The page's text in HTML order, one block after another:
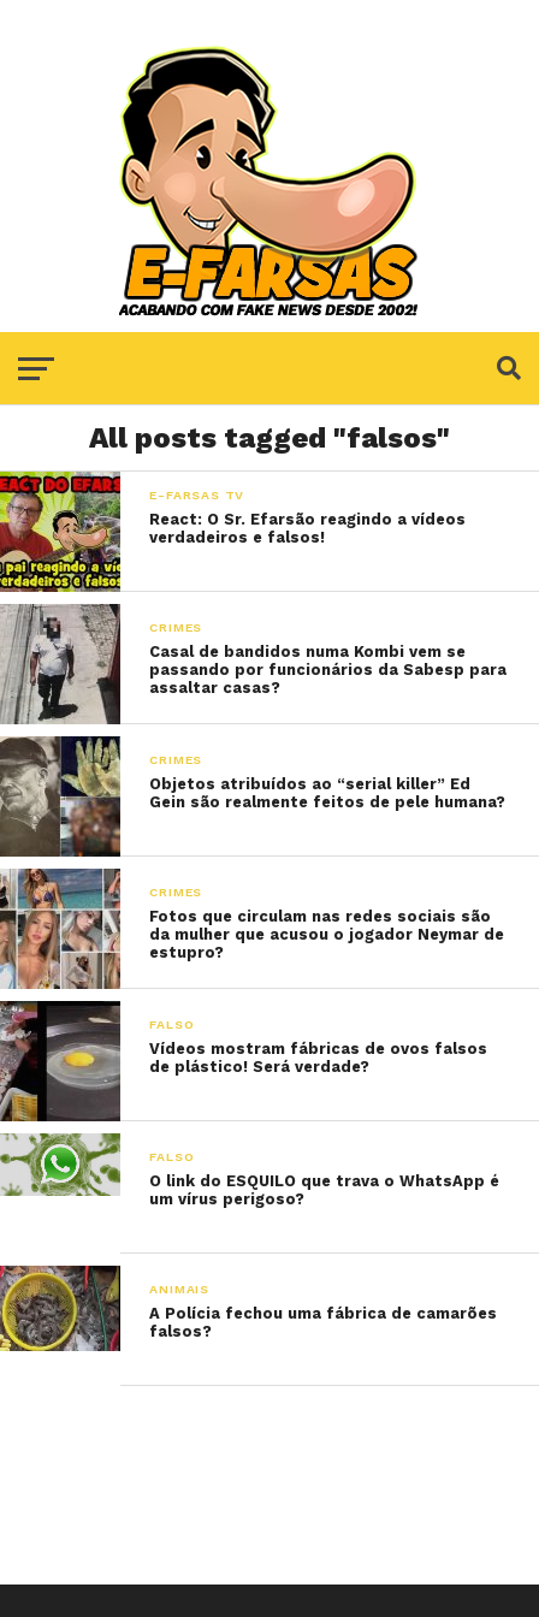
All posts tagged "falsos"
E-FARSAS TV
React: O Sr. Efarsão reagindo a vídeos
verdadeiros e falsos!
CRIMES
Casal de bandidos numa Kombi vem se
passando por funcionários da Sabesp para
assaltar casas?
CRIMES
Objetos atribuídos ao “serial killer” Ed
Gein são realmente feitos de pele humana?
CRIMES
Fotos que circulam nas redes sociais são
da mulher que acusou o jogador Neymar de
estupro?
FALSO
Vídeos mostram fábricas de ovos falsos
de plástico! Será verdade?
FALSO
O link do ESQUILO que trava o WhatsApp é
um vírus perigoso?
ANIMAIS
A Polícia fechou uma fábrica de camarões
falsos?